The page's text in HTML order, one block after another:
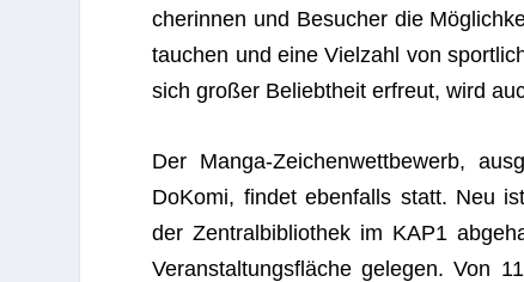
che­rin­nen und Besu­cher die
tau­chen und eine Viel­zahl von
sich gro­ßer Beliebt­heit erfreut, wird
Der Manga-Zei­chen­wett­be­werb,
DoKomi, fin­det eben­falls statt. Neu
der Zen­tral­bi­blio­thek im KAP1
Ver­an­stal­tungs­flä­che gele­gen. Von